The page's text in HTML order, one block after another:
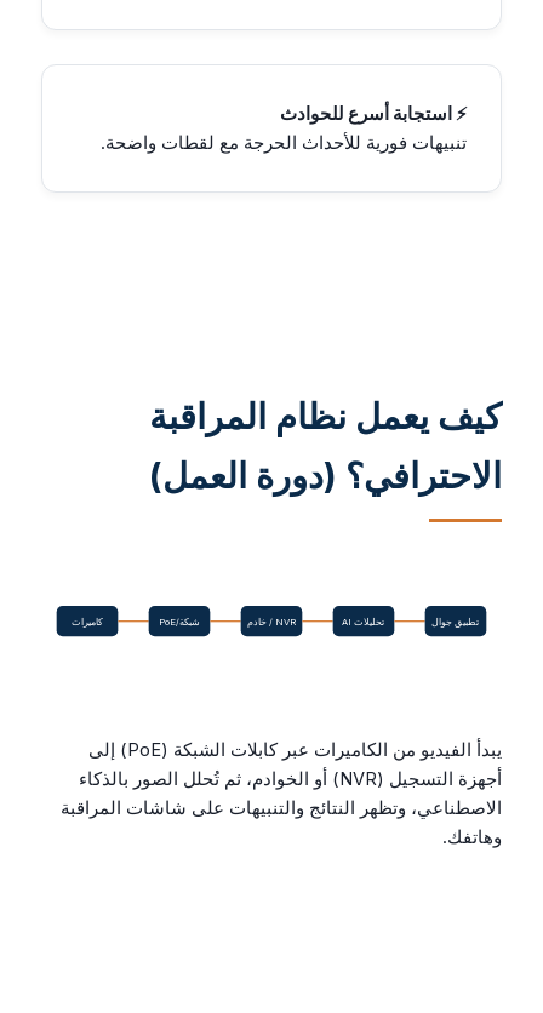
⚡ استجابة أسرع للحوادث
تنبيهات فورية للأحداث الحرجة مع لقطات واضحة.
كيف يعمل نظام المراقبة
الاحترافي؟ (دورة العمل)
كاميرات شبكة/PoE NVR / خادم تحليلات AI تطبيق جوال
يبدأ الفيديو من الكاميرات عبر كابلات الشبكة (PoE) إلى
أجهزة التسجيل (NVR) أو الخوادم، ثم تُحلل الصور بالذكاء
الاصطناعي، وتظهر النتائج والتنبيهات على شاشات المراقبة
وهاتفك.